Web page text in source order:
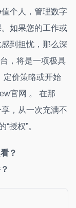
个人，管理数字
如果您的工作或
到担忧，那么深
，将是一项极具
定价策略或开始
官网 。 在那
，从一次充满不
授权”。
？